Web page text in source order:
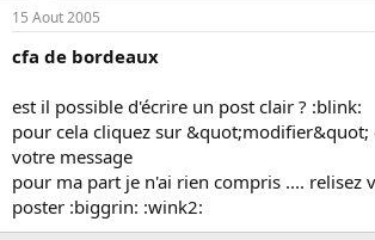
o
n
15 Aout 2005
cfa de bordeaux
est il possible d'écrire un post clair ? :blink:
pour cela cliquez sur &quot;modifier&quot;
votre message
pour ma part je n'ai rien compris .... relisez
poster :biggrin: :wink2: